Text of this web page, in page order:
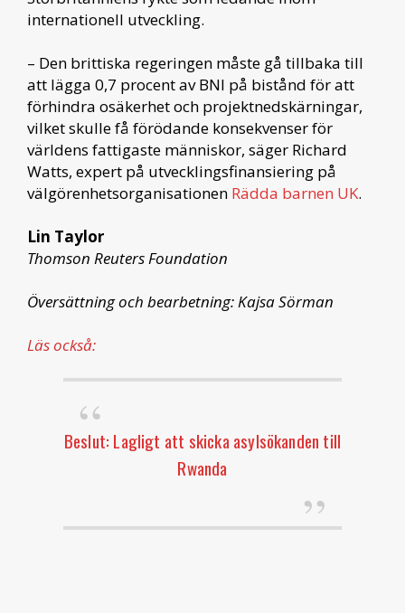
internationell utveckling.
– Den brittiska regeringen måste gå tillbaka till
att lägga 0,7 procent av BNI på bistånd för att
förhindra osäkerhet och projektnedskärningar,
vilket skulle få förödande konsekvenser för
världens fattigaste människor, säger Richard
Watts, expert på utvecklingsfinansiering på
välgörenhetsorganisationen Rädda barnen UK.
Lin Taylor
Thomson Reuters Foundation
Översättning och bearbetning: Kajsa Sörman
Läs också:
Beslut: Lagligt att skicka asylsökanden till
Rwanda